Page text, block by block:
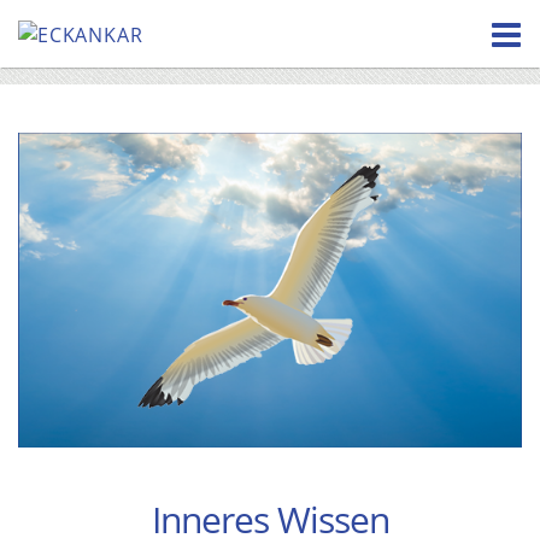
to
content
Inneres Wissen